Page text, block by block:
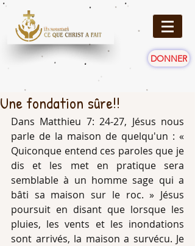
DONNER
Une fondation sûre!!
Dans Matthieu 7: 24-27, Jésus nous
parle de la maison de quelqu'un : «
Quiconque entend ces paroles que je
dis et les met en pratique sera
semblable à un homme sage qui a
bâti sa maison sur le roc. » Jésus
poursuit en disant que lorsque les
pluies, les vents et les inondations
sont arrivés, la maison a survécu. Je